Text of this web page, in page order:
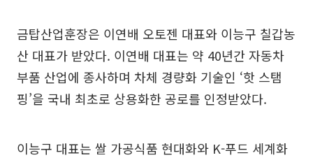
금탑산업훈장은 이연배 오토젠 대표와 이능구 칠갑농
산 대표가 받았다. 이연배 대표는 약 40년간 자동차
부품 산업에 종사하며 차체 경량화 기술인 ‘핫 스탬
핑’을 국내 최초로 상용화한 공로를 인정받았다.
이능구 대표는 쌀 가공식품 현대화와 K-푸드 세계화